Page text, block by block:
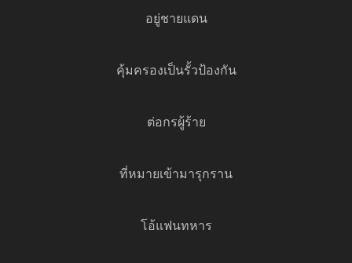
อยู่ชายแดน
คุ้มครองเป็นรั้วป้องกัน
ต่อกรผู้ร้าย
ที่หมายเข้ามารุกราน
โอ้แฟนทหาร